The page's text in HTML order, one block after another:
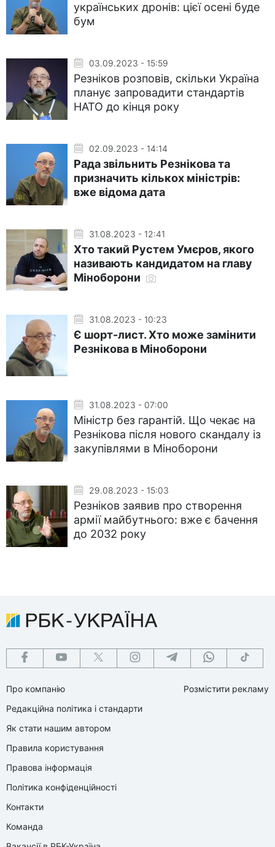
українських дронів: цієї осені буде
бум
03.09.2023 - 15:59
Резніков розповів, скільки Україна
планує запровадити стандартів
НАТО до кінця року
02.09.2023 - 14:14
Рада звільнить Резнікова та
призначить кількох міністрів:
вже відома дата
31.08.2023 - 12:41
Хто такий Рустем Умєров, якого
називають кандидатом на главу
Міноборони
31.08.2023 - 10:23
Є шорт-лист. Хто може замінити
Резнікова в Міноборони
31.08.2023 - 07:00
Міністр без гарантій. Що чекає на
Резнікова після нового скандалу із
закупівлями в Міноборони
29.08.2023 - 15:03
Резніков заявив про створення
армії майбутнього: вже є бачення
до 2032 року
Про компанію
Редакційна політика і стандарти
Як стати нашим автором
Правила користування
Правова інформація
Політика конфіденційності
Контакти
Команда
Розмістити рекламу